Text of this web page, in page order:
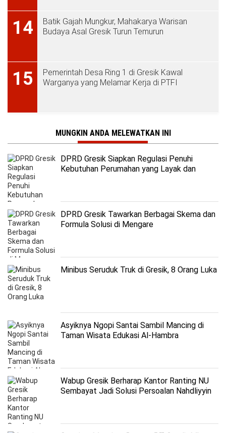
14
Batik Gajah Mungkur, Mahakarya Warisan
Budaya Asal Gresik Turun Temurun
15
Pemerintah Desa Ring 1 di Gresik Kawal
Warganya yang Melamar Kerja di PTFI
MUNGKIN ANDA MELEWATKAN INI
DPRD Gresik Siapkan Regulasi Penuhi
Kebutuhan Perumahan yang Layak dan
DPRD Gresik Tawarkan Berbagai Skema dan
Formula Solusi di Mengare
Minibus Seruduk Truk di Gresik, 8 Orang Luka
Asyiknya Ngopi Santai Sambil Mancing di
Taman Wisata Edukasi Al-Hambra
Wabup Gresik Berharap Kantor Ranting NU
Sembayat Jadi Solusi Persoalan Nahdliyyin